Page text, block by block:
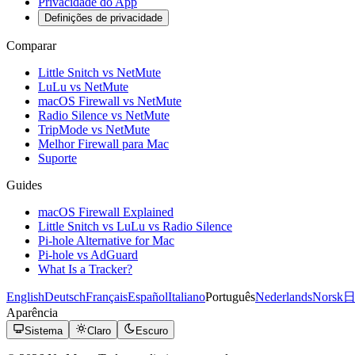
Definições de privacidade
Comparar
Little Snitch vs NetMute
LuLu vs NetMute
macOS Firewall vs NetMute
Radio Silence vs NetMute
TripMode vs NetMute
Melhor Firewall para Mac
Suporte
Guides
macOS Firewall Explained
Little Snitch vs LuLu vs Radio Silence
Pi-hole Alternative for Mac
Pi-hole vs AdGuard
What Is a Tracker?
EnglishDeutschFrançaisEspañolItalianoPortuguêsNederlandsNorsk
Aparência
Sistema Claro Escuro